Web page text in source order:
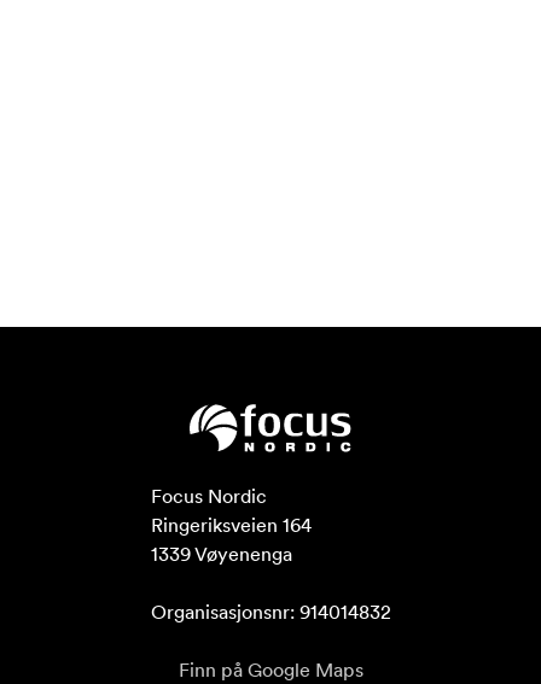
Focus Nordic
Ringeriksveien 164
1339 Vøyenenga
Organisasjonsnr: 914014832
Finn på Google Maps